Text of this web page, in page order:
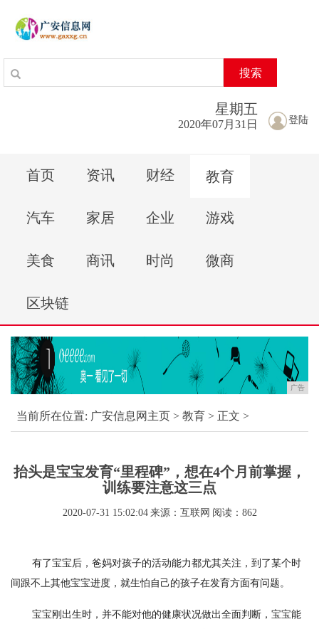
搜索
登陆
星期五
2020年07月31日
首页 资讯 财经 教育
汽车 家居 企业 游戏
美食 商讯 时尚 微商
区块链
广告
当前所在位置: 广安信息网主页 > 教育 > 正文 >
抬头是宝宝发育“里程碑”，想在4个月前掌握，
训练要注意这三点
2020-07-31 15:02:04 来源：互联网 阅读：862
有了宝宝后，爸妈对孩子的活动能力都尤其关注，到了某个时
间跟不上其他宝宝进度，就生怕自己的孩子在发育方面有问题。
宝宝刚出生时，并不能对他的健康状况做出全面判断，宝宝能